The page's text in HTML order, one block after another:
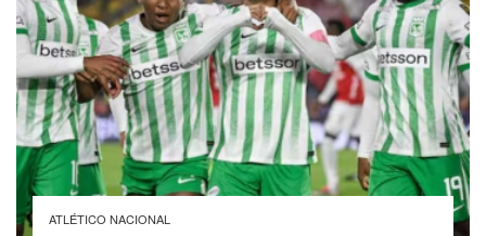
ATLÉTICO NACIONAL